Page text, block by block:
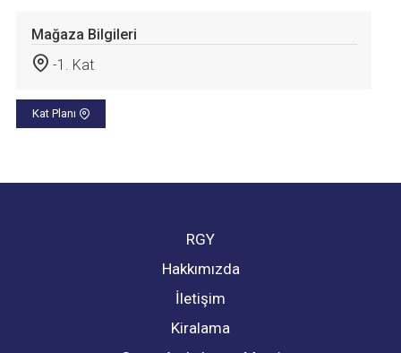
Mağaza Bilgileri
-1. Kat
Kat Planı
RGY
Hakkımızda
İletişim
Kiralama